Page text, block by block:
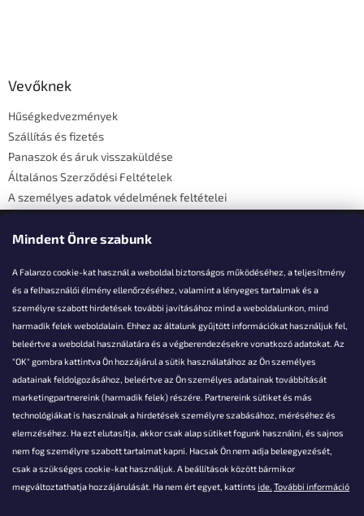
Mindent Önre szabunk
A Falanzo cookie-kat használ a weboldal biztonságos működéséhez, a teljesítmény
és a felhasználói élmény ellenőrzéséhez, valamint a lényeges tartalmak és a
személyre szabott hirdetések további javításához mind a weboldalunkon, mind
harmadik felek weboldalain. Ehhez az általunk gyűjtött információkat használjuk fel,
beleértve a weboldal használatára és a végberendezésekre vonatkozó adatokat. Az
"OK" gombra kattintva Ön hozzájárul a sütik használatához az Ön személyes
adatainak feldolgozásához, beleértve az Ön személyes adatainak továbbítását
marketingpartnereink (harmadik felek) részére. Partnereink sütiket és más
technológiákat is használnak a hirdetések személyre szabásához, méréséhez és
elemzéséhez. Ha ezt elutasítja, akkor csak alap sütiket fogunk használni, és sajnos
nem fog személyre szabott tartalmat kapni. Hacsak Ön nem adja beleegyezését,
csak a szükséges cookie-kat használjuk. A beállítások között bármikor
megváltoztathatja hozzájárulását. Ha nem ért egyet, kattints ide. További információ
Vevőknek
Hűségkedvezmények
Szállítás és fizetés
Panaszok és áruk visszaküldése
Általános Szerződési Feltételek
A személyes adatok védelmének feltételei
Elérhetőségi adatok
Akarsz kérdezni valamit?
info@falanzo.hu